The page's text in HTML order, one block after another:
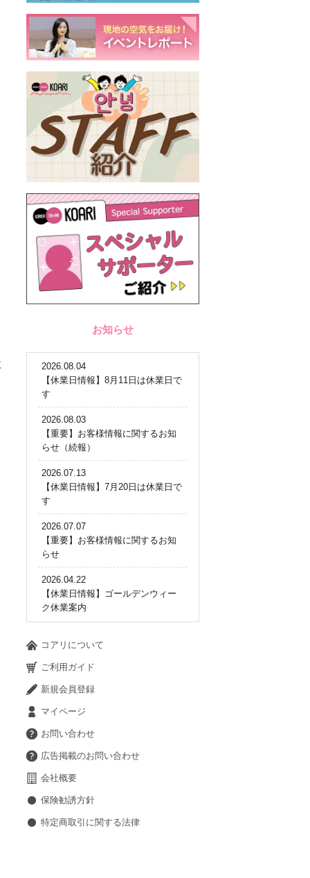
お知らせ
2026.08.04
【休業日情報】8月11日は休業日で
す
2026.08.03
【重要】お客様情報に関するお知
らせ（続報）
2026.07.13
【休業日情報】7月20日は休業日で
す
2026.07.07
【重要】お客様情報に関するお知
らせ
2026.04.22
【休業日情報】ゴールデンウィー
ク休業案内
コアリについて
ご利用ガイド
新規会員登録
マイページ
お問い合わせ
広告掲載のお問い合わせ
会社概要
保険勧誘方針
特定商取引に関する法律